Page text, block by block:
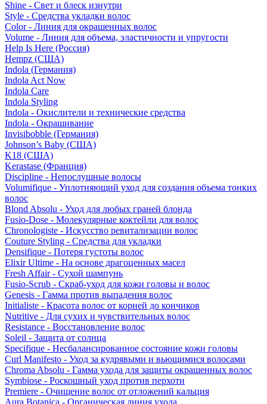
Shine - Свет и блеск изнутри
Style - Средства укладки волос
Color - Линия для окрашенных волос
Volume - Линия для объема, эластичности и упругости
Help Is Here (Россия)
Hempz (США)
Indola (Германия)
Indola Act Now
Indola Care
Indola Styling
Indola - Окислители и технические средства
Indola - Окрашивание
Invisibobble (Германия)
Johnson’s Baby (США)
K18 (США)
Kerastase (Франция)
Discipline - Непослушные волосы
Volumifique - Уплотняющий уход для создания объема тонких
волос
Blond Absolu - Уход для любых граней блонда
Fusio-Dose - Молекулярные коктейли для волос
Chronologiste - Искусство ревитализации волос
Couture Styling - Средства для укладки
Densifique - Потеря густоты волос
Elixir Ultime - На основе драгоценных масел
Fresh Affair - Сухой шампунь
Fusio-Scrub - Скраб-уход для кожи головы и волос
Genesis - Гамма против выпадения волос
Initialiste - Красота волос от корней до кончиков
Nutritive - Для сухих и чувствительных волос
Resistance - Восстановление волос
Soleil - Защита от солнца
Specifique - Несбалансированное состояние кожи головы
Curl Manifesto - Уход за кудрявыми и вьющимися волосами
Chroma Absolu - Гамма ухода для защиты окрашенных волос
Symbiose - Роскошный уход против перхоти
Premiere - Очищение волос от отложений кальция
Aura Botanica - Органическая линия ухода